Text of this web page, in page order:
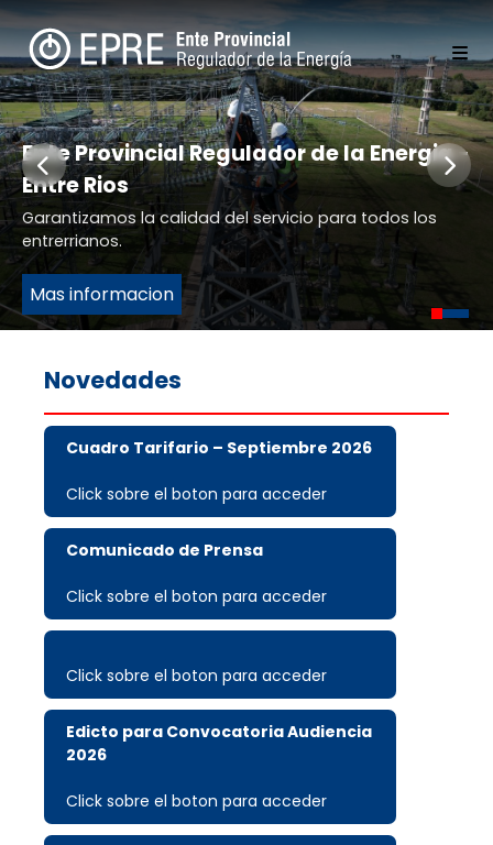
Ente Provincial Regulador de la Energia -
Entre Rios
Garantizamos la calidad del servicio para todos los
entrerrianos.
Mas informacion
Novedades
Cuadro Tarifario – Septiembre 2026
Click sobre el boton para acceder
Comunicado de Prensa
Click sobre el boton para acceder
Click sobre el boton para acceder
Edicto para Convocatoria Audiencia
2026
Click sobre el boton para acceder